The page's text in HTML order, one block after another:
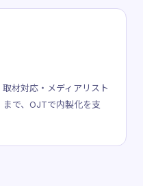
材対応・メディアリスト
で、OJTで内製化を支